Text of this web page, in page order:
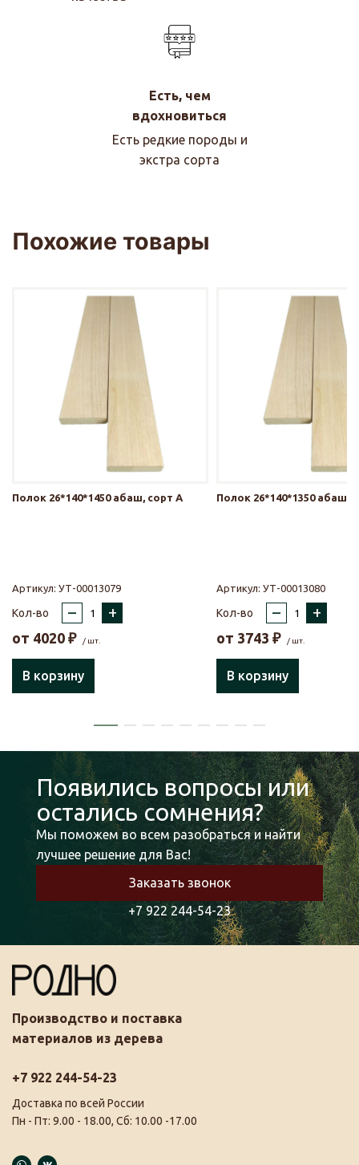
Есть, чем
вдохновиться
Есть редкие породы и
экстра сорта
Похожие товары
Полок 26*140*1450 абаш, сорт А
Артикул: УТ-00013079
Кол-во – +
от 4020 ₽ / шт.
В корзину
Полок 26*140*1350 абаш,
Артикул: УТ-00013080
Кол-во – +
от 3743 ₽ / шт.
В корзину
Появились вопросы или
остались сомнения?
Мы поможем во всем разобраться и найти
лучшее решение для Вас!
Заказать звонок
+7 922 244-54-23
Производство и поставка
материалов из дерева
+7 922 244-54-23
Доставка по всей России
Пн - Пт: 9.00 - 18.00, Сб: 10.00 -17.00